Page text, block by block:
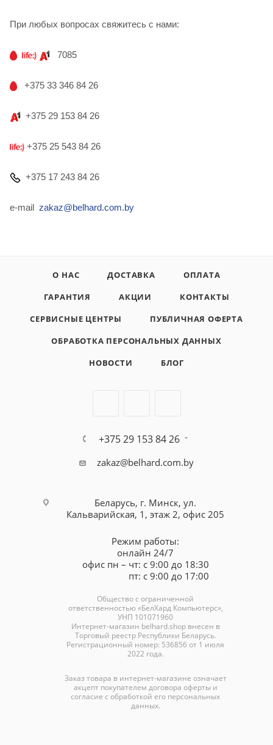
При любых вопросах свяжитесь с нами:
7085
+375 33 346 84 26
+375 29 153 84 26
+375 25 543 84 26
+375 17 243 84 26
e-mail zakaz@belhard.com.by
О НАС ДОСТАВКА
ОПЛАТА
ГАРАНТИЯ
АКЦИИ
КОНТАКТЫ
СЕРВИСНЫЕ ЦЕНТРЫ
ПУБЛИЧНАЯ ОФЕРТА
ОБРАБОТКА ПЕРСОНАЛЬНЫХ ДАННЫХ
НОВОСТИ
БЛОГ
+375 29 153 84 26
zakaz@belhard.com.by
Беларусь, г. Минск, ул.
Кальварийская, 1, этаж 2, офис 205
Режим работы:
онлайн 24/7
офис пн – чт: с 9:00 до 18:30
пт: с 9:00 до 17:00
Общество с ограниченной
ответственностью «БелХард Компьютерс»,
УНП 101071960
Интернет-магазин belhard.shopвнесен в
Торговый реестр Республики Беларусь.
Регистрационный номер: 536856 от 1 июля
2022 года.
Заказ товара в интернет-магазине означает
акцепт покупателем договора оферты и
согласие с обработкой его персональных
данных.